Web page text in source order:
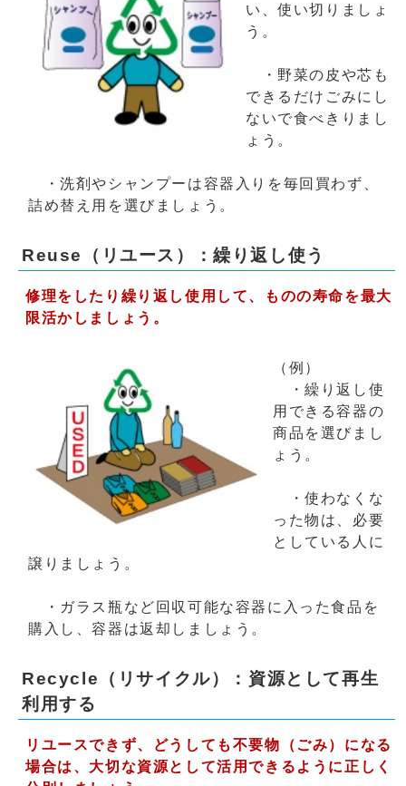
い、使い切りましょ
う。
・野菜の皮や芯も
できるだけごみにし
ないで食べきりまし
ょう。
・洗剤やシャンプーは容器入りを毎回買わず、
詰め替え用を選びましょう。
Reuse（リユース）：繰り返し使う
修理をしたり繰り返し使用して、
ものの寿命を最大
限活かしましょう。
（例）
・繰り返し使
用できる容器の
商品を選びまし
ょう。
・使わなくな
った物は、必要
としている人に
譲りましょう。
・ガラス瓶など回収可能な容器に入った食品を
購入し、容器は返却しましょう。
Recycle（リサイクル）：資源として再生
利用する
リユースできず、どうしても不要物（ごみ）になる
場合は、大切な資源として活用できるように正しく